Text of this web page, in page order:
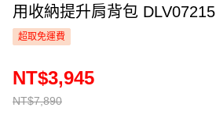
用收納提升肩背包 DLV07215
超取免運費
NT$7,890
NT$3,945